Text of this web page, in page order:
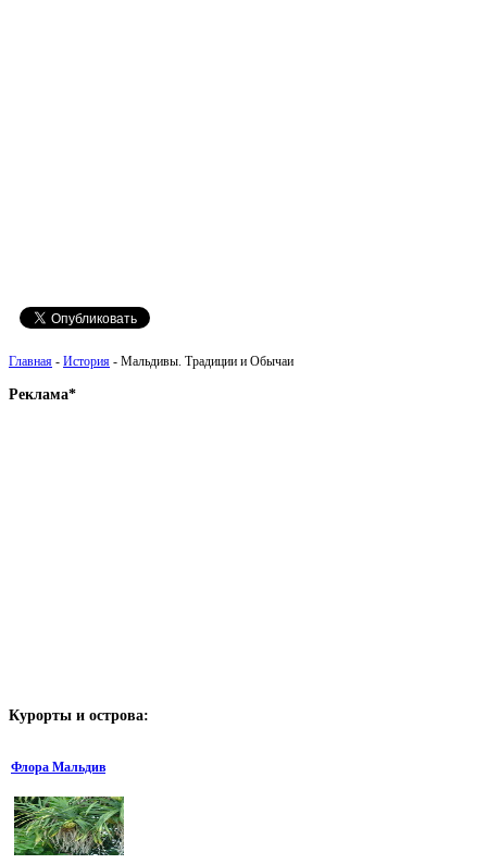
Главная - История - Мальдивы. Традиции и Обычаи
Реклама*
Курорты и острова:
Флора Мальдив